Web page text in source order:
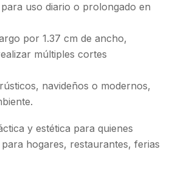
para uso diario o prolongado en
por 1.37 cm de ancho,
múltiples cortes
navideños o modernos,
y estética para quienes
hogares, restaurantes, ferias